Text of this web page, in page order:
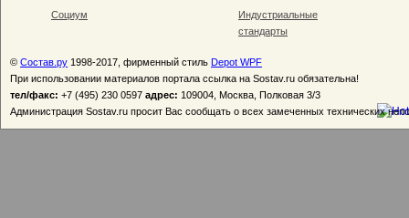
Социум
Индустриальные
стандарты
© Состав.ру 1998-2017, фирменный стиль Depot WPF
При использовании материалов портала ссылка на Sostav.ru обязательна!
тел/факс: +7 (495) 230 0597 адрес: 109004, Москва, Полковая 3/3
Администрация Sostav.ru просит Вас сообщать о всех замеченных технических